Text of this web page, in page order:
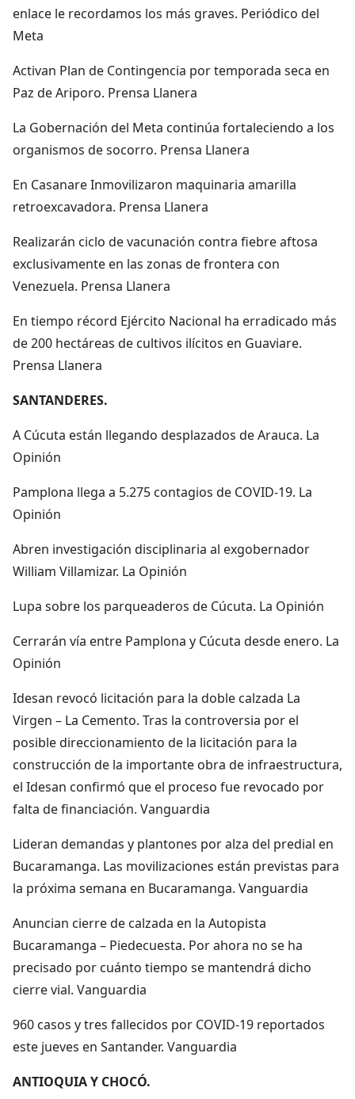
enlace le recordamos los más graves. Periódico del
Meta
Activan Plan de Contingencia por temporada seca en
Paz de Ariporo. Prensa Llanera
La Gobernación del Meta continúa fortaleciendo a los
organismos de socorro. Prensa Llanera
En Casanare Inmovilizaron maquinaria amarilla
retroexcavadora. Prensa Llanera
Realizarán ciclo de vacunación contra fiebre aftosa
exclusivamente en las zonas de frontera con
Venezuela. Prensa Llanera
En tiempo récord Ejército Nacional ha erradicado más
de 200 hectáreas de cultivos ilícitos en Guaviare.
Prensa Llanera
SANTANDERES.
A Cúcuta están llegando desplazados de Arauca. La
Opinión
Pamplona llega a 5.275 contagios de COVID-19. La
Opinión
Abren investigación disciplinaria al exgobernador
William Villamizar. La Opinión
Lupa sobre los parqueaderos de Cúcuta. La Opinión
Cerrarán vía entre Pamplona y Cúcuta desde enero. La
Opinión
Idesan revocó licitación para la doble calzada La
Virgen – La Cemento. Tras la controversia por el
posible direccionamiento de la licitación para la
construcción de la importante obra de infraestructura,
el Idesan confirmó que el proceso fue revocado por
falta de financiación. Vanguardia
Lideran demandas y plantones por alza del predial en
Bucaramanga. Las movilizaciones están previstas para
la próxima semana en Bucaramanga. Vanguardia
Anuncian cierre de calzada en la Autopista
Bucaramanga – Piedecuesta. Por ahora no se ha
precisado por cuánto tiempo se mantendrá dicho
cierre vial. Vanguardia
960 casos y tres fallecidos por COVID-19 reportados
este jueves en Santander. Vanguardia
ANTIOQUIA Y CHOCÓ.